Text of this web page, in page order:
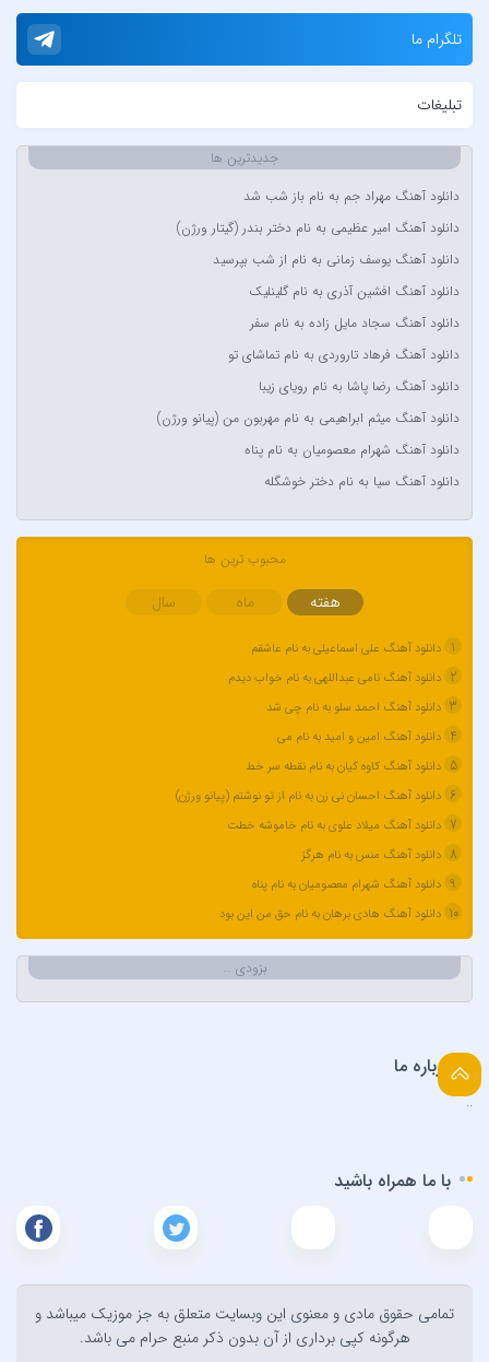
آبان
آبتین دابا
آبتین یارا
آتوین
آدرین
آدوین
آدین
آر اس اچ
آراد
آراد شاک
آراد عباسی
آراز
آراز المان
آراز نصیری
آراکوم
آران
آران، مُوِرس و وینتِرس
آرتا
آرتا اسدی
آرتا و سارن
آرتام
آرتبن بهادری
آرتين شاهوران
آرتین بهادری
آرتین سلیمانی
آردا
آرسام
آرش AP
آرش AP و مسیح
آرش ای پی
آرش حسینی
آرش خان احمدی
آرش داوری
تلگرام ما
تبلیغات
جدیدترین ها
دانلود آهنگ مهراد جم به نام باز شب شد
دانلود آهنگ امیر عظیمی به نام دختر بندر (گیتار ورژن)
دانلود آهنگ یوسف زمانی به نام از شب بپرسید
دانلود آهنگ افشین آذری به نام گلینلیک
دانلود آهنگ سجاد مایل زاده به نام سفر
دانلود آهنگ فرهاد تاروردی به نام تماشای تو
دانلود آهنگ رضا پاشا به نام رویای زیبا
دانلود آهنگ میثم ابراهیمی به نام مهربون من (پیانو ورژن)
دانلود آهنگ شهرام معصومیان به نام پناه
دانلود آهنگ سیا به نام دختر خوشگله
محبوب ترین ها
هفته ماه سال
1 دانلود آهنگ علی اسماعیلی به نام عاشقم
2 دانلود آهنگ نامی عبداللهی به نام خواب دیدم
3 دانلود آهنگ احمد سلو به نام چی شد
4 دانلود آهنگ امین و امید به نام می
5 دانلود آهنگ کاوه کیان به نام نقطه سر خط
6 دانلود آهنگ احسان نی زن به نام از تو نوشتم (پیانو ورژن)
7 دانلود آهنگ میلاد علوی به نام خاموشه خطت
8 دانلود آهنگ منس به نام هرگز
9 دانلود آهنگ شهرام معصومیان به نام پناه
10 دانلود آهنگ هادی برهان به نام حق من این بود
بزودی …
درباره ما
..
با ما همراه باشید
تمامی حقوق مادی و معنوی اين وبسايت متعلق به جز موزیک ميباشد و
هرگونه کپی برداری از آن بدون ذکر منبع حرام می باشد.